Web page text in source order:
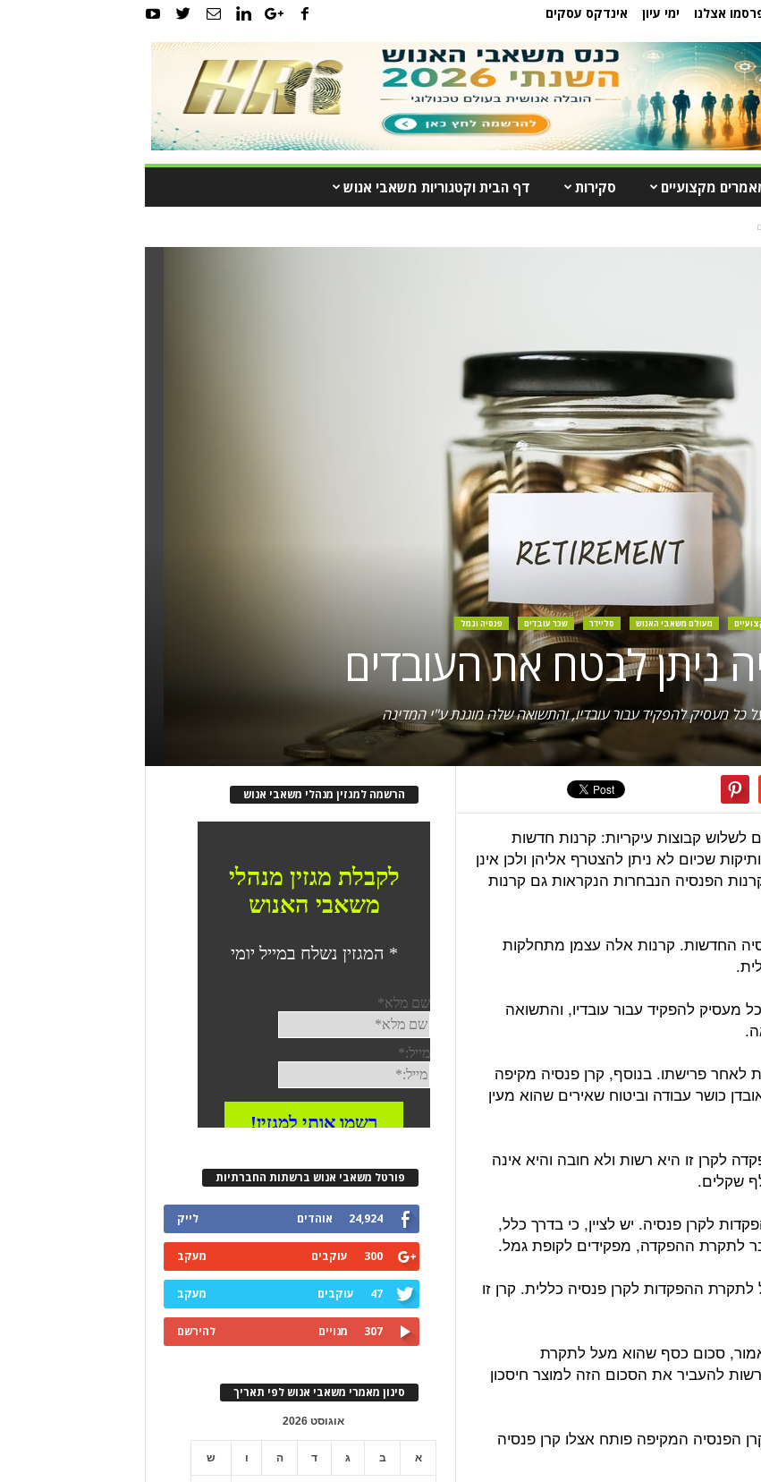
אצלנו ימי עיון אינדקס עסקים
מקצועיים סקירות דף הבית וקטגוריות משאבי אנוש
מעולם משאבי האנוש סליידר שכר עובדים פנסיה וגמל
ניתן לבטח את העובדים
מעסיק להפקיד עבור עובדיו, והתשואה שלה מוגנת ע"י המדינה
קבוצות עיקריות: קרנות חדשות
שכיום לא ניתן להצטרף אליהן ולכן אינן
הפנסיה הנבחרות הנקראות גם קרנות
הפנסיה החדשות. קרנות אלה עצמן מתחלקות
מעסיק להפקיד עבור עובדיו, והתשואה
לאחר פרישתו. בנוסף, קרן פנסיה מקיפה
כושר עבודה וביטוח שאירים שהוא מעין
לקרן זו היא רשות ולא חובה והיא אינה
לקרן פנסיה. יש לציין, כי בדרך כלל,
לתקרת ההפקדה, מפקידים לקופת גמל.
ההפקדות לקרן פנסיה כללית. קרן זו
סכום כסף שהוא מעל לתקרת
להעביר את הסכום הזה למוצר חיסכון
הפנסיה המקיפה פותח אצלו קרן פנסיה
הרשמה למגזין מנהלי משאבי אנוש
פורטל משאבי אנוש ברשתות החברתיות
24,924 אוהדים לייק
300 עוקבים מעקב
47 עוקבים מעקב
307 מנויים להירשם
סינון מאמרי משאבי אנוש לפי תאריך
אוגוסט 2026
א ב ג ד ה ו ש